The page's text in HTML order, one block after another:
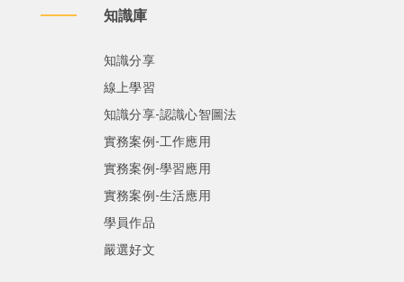
知識庫
知識分享
線上學習
知識分享-認識心智圖法
實務案例-工作應用
實務案例-學習應用
實務案例-生活應用
學員作品
嚴選好文